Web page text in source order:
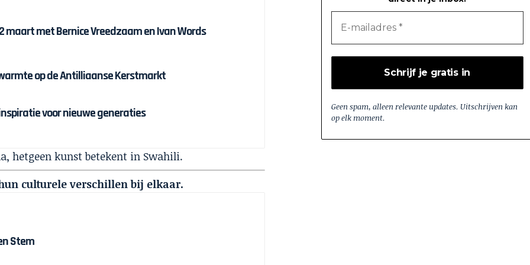
maart met Bernice Vreedzaam en Ivan Words
op de Antilliaanse Kerstmarkt
voor nieuwe generaties
hetgeen kunst betekent in Swahili.
culturele verschillen bij elkaar.
Stem
Geen spam, alleen relevante updates. Uitschrijven kan
op elk moment.